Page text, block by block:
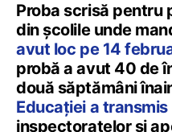
Proba scrisă pentru
din școlile unde
avut loc pe 14
probă a avut 40 de
două săptămâni
Educației a
inspectoratelor și